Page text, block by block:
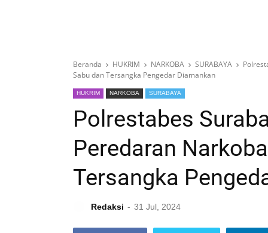
Beranda HUKRIM NARKOBA SURABAYA
Sabu dan Tersangka Pengedar Diamankan
HUKRIM NARKOBA SURABAYA
Polrestabes
Peredaran
Tersangka
Redaksi 31 Jul, 2024